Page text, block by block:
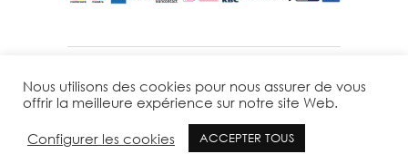
© 29THOCTOBER - TOUS DROITS RESERVES
Nous utilisons des cookies pour nous assurer de vous
offrir la meilleure expérience sur notre site Web.
Configurer les cookies ACCEPTER TOUS